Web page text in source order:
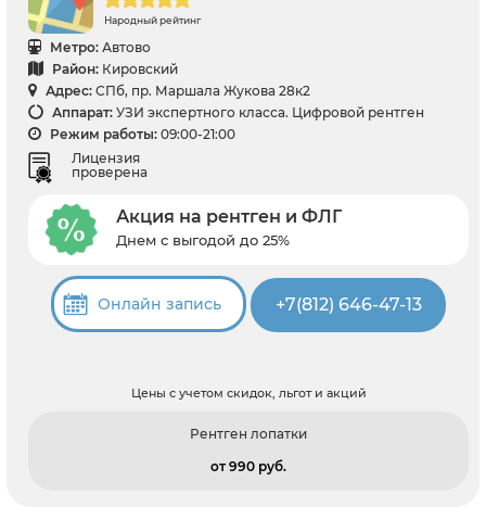
Народный рейтинг
Метро: Автово
Район: Кировский
Адрес: СПб, пр. Маршала Жукова 28к2
Аппарат: УЗИ экспертного класса. Цифровой рентген
Режим работы: 09:00-21:00
Лицензия
проверена
Акция на рентген и ФЛГ
Днем с выгодой до 25%
Онлайн запись +7(812) 646-47-13
Цены с учетом скидок, льгот и акций
Рентген лопатки
от 990 pуб.